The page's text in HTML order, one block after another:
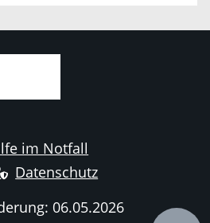
im Notfall
Datenschutz
06.05.2026